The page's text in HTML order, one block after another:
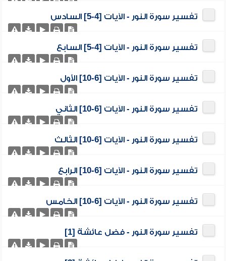
تفسير سورة النور - الآيات [4-5] السادس
تفسير سورة النور - الآيات [4-5] السابع
تفسير سورة النور - الآيات [6-10] الأول
تفسير سورة النور - الآيات [6-10] الثاني
تفسير سورة النور - الآيات [6-10] الثالث
تفسير سورة النور - الآيات [6-10] الرابع
تفسير سورة النور - الآيات [6-10] الخامس
تفسير سورة النور - فضل عائشة [1]